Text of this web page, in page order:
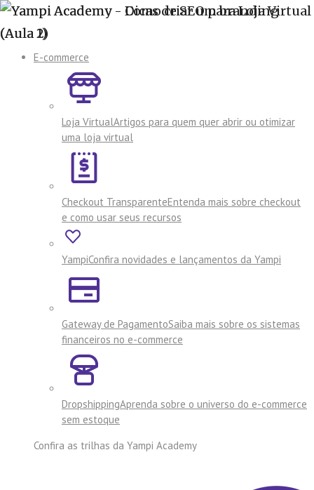
E-commerce
Loja VirtualArtigos para quem quer abrir ou otimizar
uma loja virtual
Checkout TransparenteEntenda mais sobre checkout
e como usar seus recursos
YampiConfira novidades e lançamentos da Yampi
Gateway de PagamentoSaiba mais sobre os sistemas
financeiros no e-commerce
DropshippingAprenda sobre o universo do e-commerce
sem estoque
Confira as trilhas da Yampi Academy